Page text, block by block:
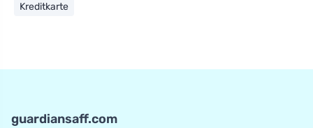
Kreditkarte
guardiansaff.com